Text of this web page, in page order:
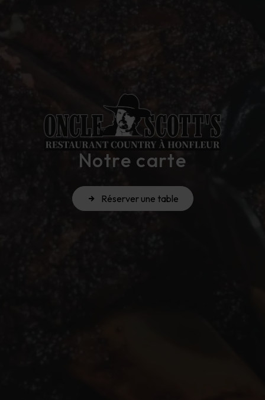
Notre carte
Réserver une table